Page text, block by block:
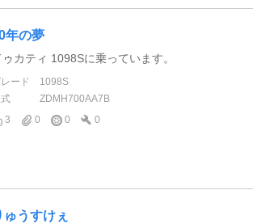
年の夢
ゥカティ 1098Sに乗っています。
ード
1098S
ZDMH700AA7B
3
0 0 0
ゅうすけぇ